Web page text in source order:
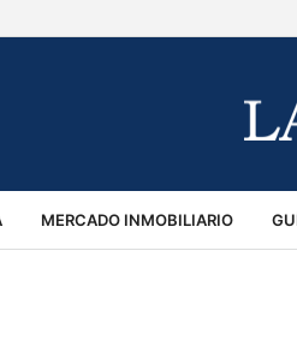
MERCADO INMOBILIARIO